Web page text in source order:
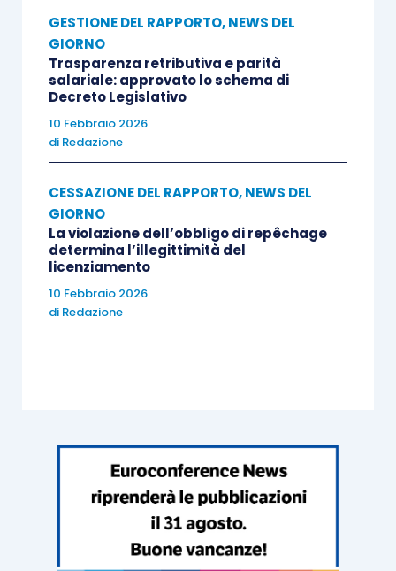
GESTIONE DEL RAPPORTO,NEWS DEL
GIORNO
Trasparenza retributiva e parità
salariale: approvato lo schema di
Decreto Legislativo
10 Febbraio 2026
di Redazione
CESSAZIONE DEL RAPPORTO,NEWS DEL
GIORNO
La violazione dell’obbligo di repêchage
determina l’illegittimità del
licenziamento
10 Febbraio 2026
di Redazione